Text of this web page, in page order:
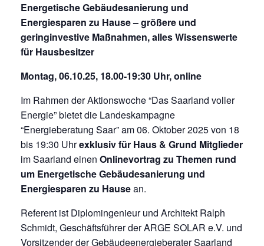
Energetische Gebäudesanierung und
Energiesparen zu Hause – größere und
geringinvestive Maßnahmen, alles Wissenswerte
für Hausbesitzer
Montag, 06.10.25, 18.00-19:30 Uhr, online
Im Rahmen der Aktionswoche “Das Saarland voller
Energie” bietet die Landeskampagne
“Energieberatung Saar” am 06. Oktober 2025 von 18
bis 19:30 Uhrexklusivfür Haus & Grund Mitglieder
im Saarland einen Onlinevortrag zu Themen rund
um Energetische Gebäudesanierung und
Energiesparen zu Hausean.
Referent ist Diplomingenieur und Architekt Ralph
Schmidt, Geschäftsführer der ARGE SOLAR e.V. und
Vorsitzender der Gebäudeenergieberater Saarland